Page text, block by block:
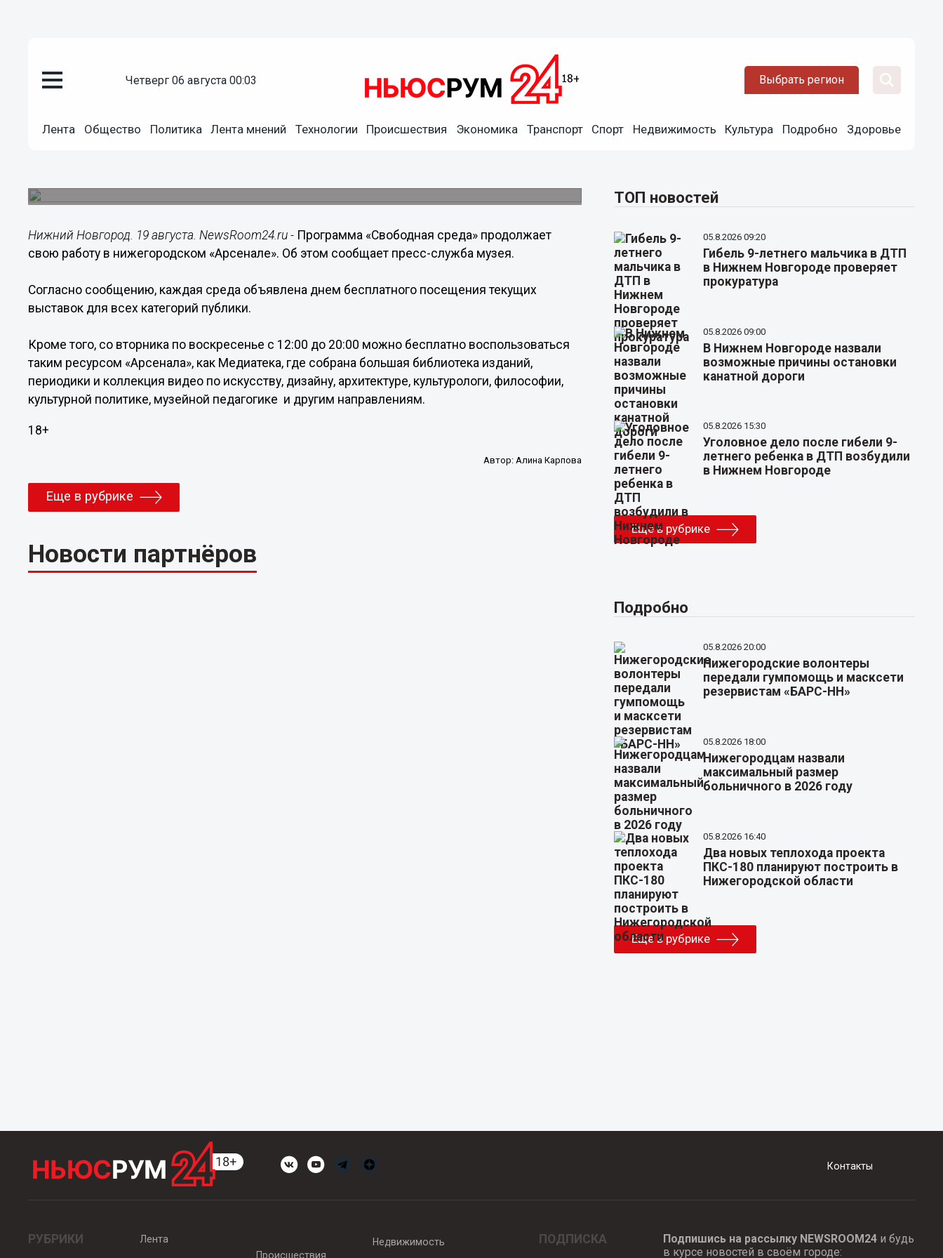
четверг 06 августа 00:03 Выбрать регион
Лента Общество Политика Лента мнений Технологии Происшествия Экономика Транспорт Спорт Недвижимость Культура Подробно Здоровье
Нижегородцы могут посетить «Арсенал» бесплатно по
Нижний Новгород. 19 августа. NewsRoom24.ru - Программа «Свободная среда» продолжает
свою работу в нижегородском «Арсенале». Об этом сообщает пресс-служба музея.
Согласно сообщению, каждая среда объявлена днем бесплатного посещения текущих
выставок для всех категорий публики.
Кроме того, со вторника по воскресенье с 12:00 до 20:00 можно бесплатно воспользоваться
таким ресурсом «Арсенала», как Медиатека, где собрана большая библиотека изданий,
периодики и коллекция видео по искусству, дизайну, архитектуре, культурологи, философии,
культурной политике, музейной педагогике и другим направлениям.
18+
Автор: Алина Карпова
Еще в рубрике
Новости партнёров
ТОП новостей
05.8.2026 09:20
Гибель 9-летнего мальчика в ДТП
в Нижнем Новгороде проверяет
прокуратура
05.8.2026 09:00
В Нижнем Новгороде назвали
возможные причины остановки
канатной дороги
05.8.2026 15:30
Уголовное дело после гибели 9-
летнего ребенка в ДТП возбудили
в Нижнем Новгороде
Еще в рубрике
Подробно
05.8.2026 20:00
Нижегородские волонтеры
передали гумпомощь и масксети
резервистам «БАРС-НН»
05.8.2026 18:00
Нижегородцам назвали
максимальный размер
больничного в 2026 году
05.8.2026 16:40
Два новых теплохода проекта
ПКС-180 планируют построить в
Нижегородской области
Еще в рубрике
Контакты
РУБРИКИ
Лента
Происшествия
Недвижимость ПОДПИСКА Подпишись на рассылку NEWSROOM24и будь
в курсе новостей в своём городе: